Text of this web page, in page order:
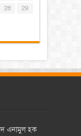
28
29
এনামুল হক